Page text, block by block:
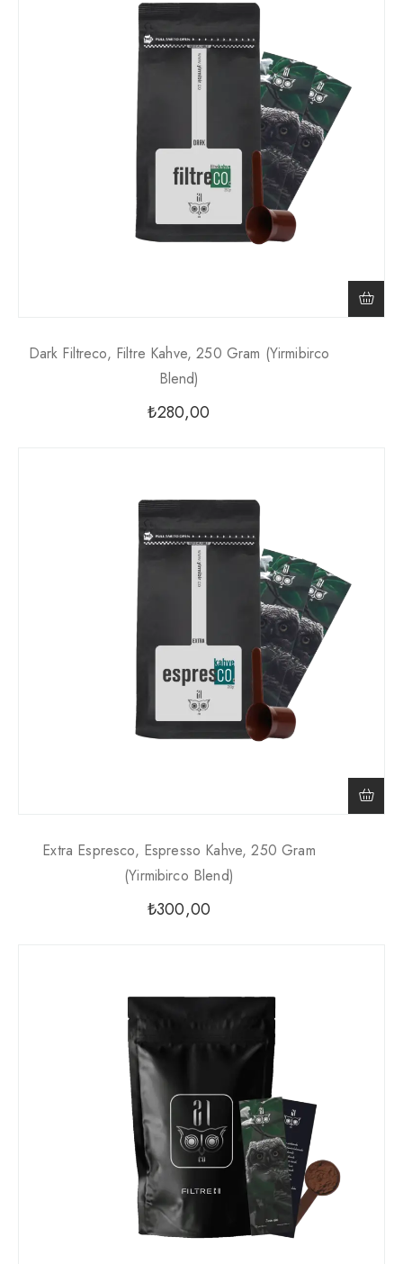
Dark Filtreco, Filtre Kahve, 250 Gram (yirmibirco
Blend)
₺280,00
Extra Espresco, Espresso Kahve, 250 Gram
(yirmibirco Blend)
₺300,00